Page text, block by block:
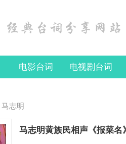
电影台词 电视剧台词
志明
马志明黄族民相声《报菜名